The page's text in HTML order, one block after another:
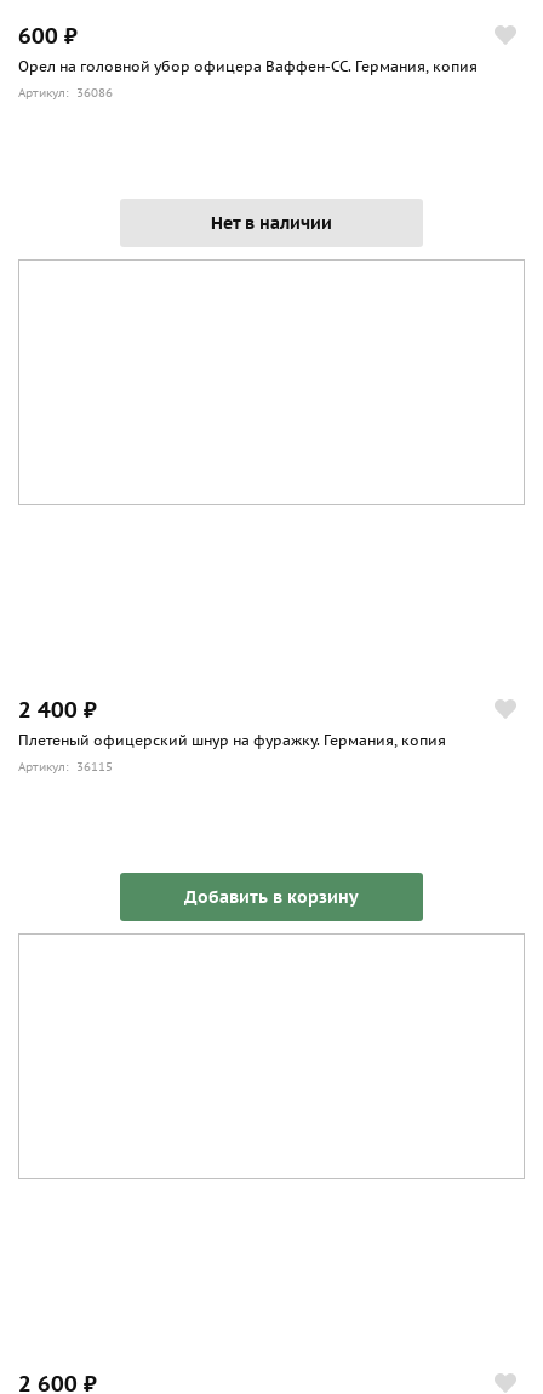
600 ₽
Орел на головной убор офицера Ваффен-СС. Германия, копия
Артикул: 36086
Нет в наличии
2 400 ₽
Плетеный офицерский шнур на фуражку. Германия, копия
Артикул: 36115
Добавить в корзину
2 600 ₽